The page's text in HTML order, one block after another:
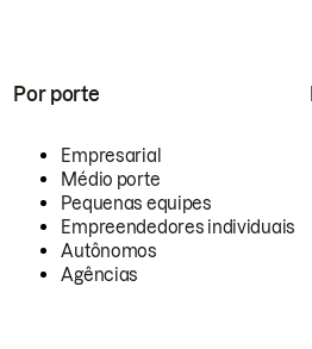
Por porte
Empresarial
Médio porte
Pequenas equipes
Empreendedores individuais
Autônomos
Agências